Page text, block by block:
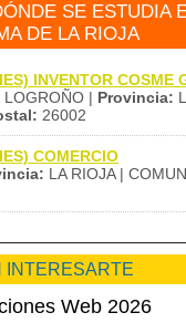
SE ESTUDIA
DE LA RIOJA
INVENTOR COSME
LOGROÑO | Provincia:
26002
COMERCIO
LA RIOJA |
INTERESARTE
Web 2026